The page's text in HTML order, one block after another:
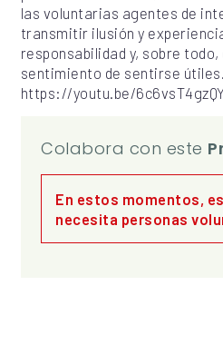
las voluntarias agentes de
transmitir ilusión y
responsabilidad y, sobre
sentimiento de sentirse
https://youtu.be/
Colabora con este
En estos momentos,
necesita personas